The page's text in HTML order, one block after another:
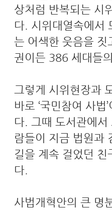
상처럼 반복되는 시
다. 시위대열속에서
는 어색한 웃음을
권이든 386 세대들
그렇게 시위현장과
바로 ‘국민참여 사
다. 그때 도서관에
람들이 지금 법원과
길을 계속 걸었던
다.
사법개혁안의 큰 명